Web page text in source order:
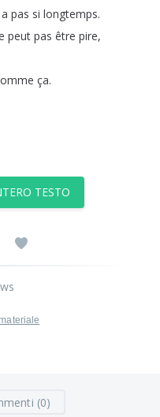
a pas si longtemps.
peut pas être pire,
ça.
TESTO
(0)